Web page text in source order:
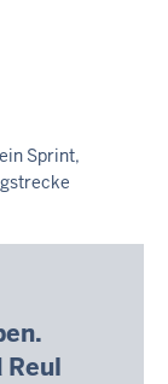
Sprint,